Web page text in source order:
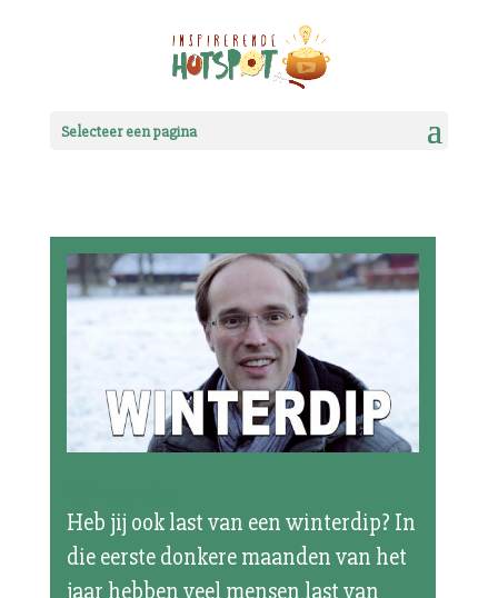
Selecteer een pagina
Heb jij ook last van een winterdip? In
die eerste donkere maanden van het
jaar hebben veel mensen last van